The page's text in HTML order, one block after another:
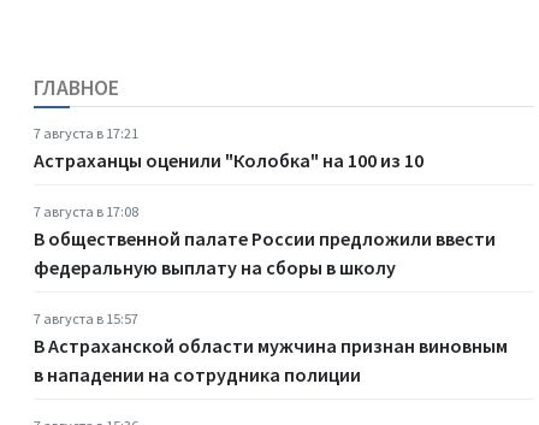
ГЛАВНОЕ
7 августа в 17:21
Астраханцы оценили "Колобка" на 100 из 10
7 августа в 17:08
В общественной палате России предложили ввести
федеральную выплату на сборы в школу
7 августа в 15:57
В Астраханской области мужчина признан виновным
в нападении на сотрудника полиции